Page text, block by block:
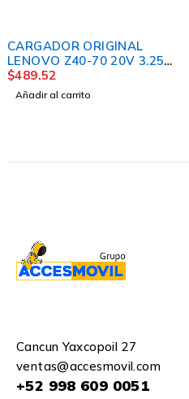
CARGADOR ORIGINAL
LENOVO Z40-70 20V 3.25
PLUG TIPO USB
$489.52
Añadir al carrito
Cancun Yaxcopoil 27
ventas@accesmovil.com
+52 998 609 0051